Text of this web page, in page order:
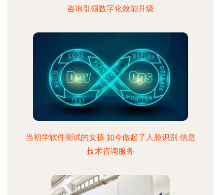
咨询引领数字化效能升级
当初学软件测试的女孩 如今做起了人脸识别 信息
技术咨询服务